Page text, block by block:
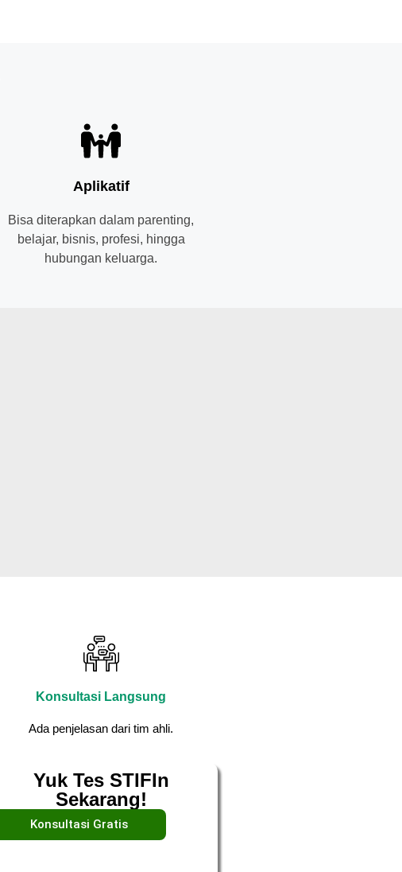
Aplikatif
Bisa diterapkan dalam parenting,
belajar, bisnis, profesi, hingga
hubungan keluarga.
Konsultasi Langsung
Ada penjelasan dari tim ahli.
Yuk Tes STIFIn
Sekarang!
Konsultasi Gratis